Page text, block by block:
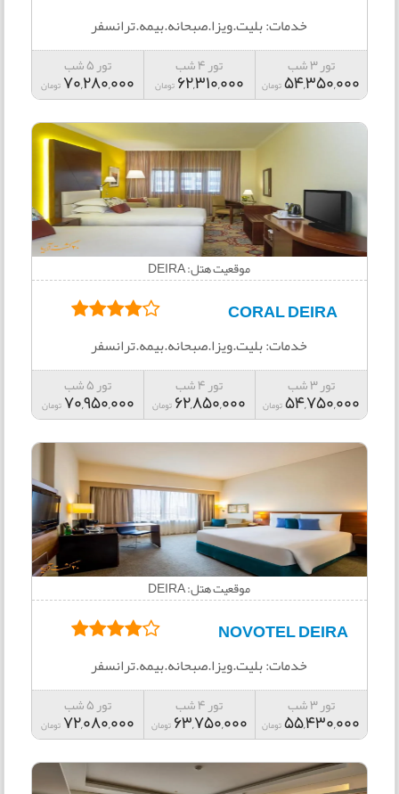
خدمات: بلیت.ویزا.صبحانه.بیمه.ترانسفر
تور 3 شب
54,350,000تومان
تور 4 شب
62,310,000 تومان
تور 5 شب
70,280,000 تومان
موقعیت هتل: DEIRA
CORAL DEIRA
خدمات: بلیت.ویزا.صبحانه.بیمه.ترانسفر
تور 3 شب
54,750,000تومان
تور 4 شب
62,850,000 تومان
تور 5 شب
70,950,000 تومان
موقعیت هتل: DEIRA
NOVOTEL DEIRA
خدمات: بلیت.ویزا.صبحانه.بیمه.ترانسفر
تور 3 شب
55,430,000تومان
تور 4 شب
63,750,000 تومان
تور 5 شب
72,080,000 تومان